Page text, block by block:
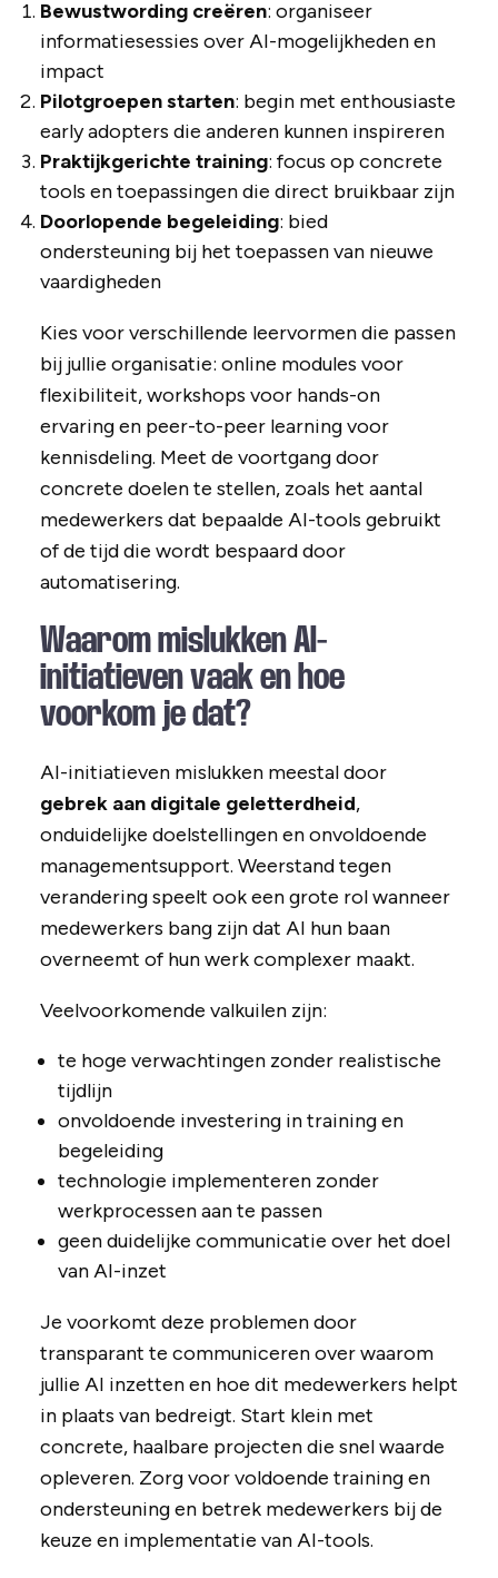
Bewustwording creëren: organiseer
informatiesessies over AI-mogelijkheden en
impact
Pilotgroepen starten: begin met enthousiaste
early adopters die anderen kunnen inspireren
Praktijkgerichte training: focus op concrete
tools en toepassingen die direct bruikbaar zijn
Doorlopende begeleiding: bied
ondersteuning bij het toepassen van nieuwe
vaardigheden
Kies voor verschillende leervormen die passen
bij jullie organisatie: online modules voor
flexibiliteit, workshops voor hands-on
ervaring en peer-to-peer learning voor
kennisdeling. Meet de voortgang door
concrete doelen te stellen, zoals het aantal
medewerkers dat bepaalde AI-tools gebruikt
of de tijd die wordt bespaard door
automatisering.
Waarom mislukken AI-
initiatieven vaak en hoe
voorkom je dat?
AI-initiatieven mislukken meestal door
gebrek aan digitale geletterdheid,
onduidelijke doelstellingen en onvoldoende
managementsupport. Weerstand tegen
verandering speelt ook een grote rol wanneer
medewerkers bang zijn dat AI hun baan
overneemt of hun werk complexer maakt.
Veelvoorkomende valkuilen zijn:
te hoge verwachtingen zonder realistische
tijdlijn
onvoldoende investering in training en
begeleiding
technologie implementeren zonder
werkprocessen aan te passen
geen duidelijke communicatie over het doel
van AI-inzet
Je voorkomt deze problemen door
transparant te communiceren over waarom
jullie AI inzetten en hoe dit medewerkers helpt
in plaats van bedreigt. Start klein met
concrete, haalbare projecten die snel waarde
opleveren. Zorg voor voldoende training en
ondersteuning en betrek medewerkers bij de
keuze en implementatie van AI-tools.